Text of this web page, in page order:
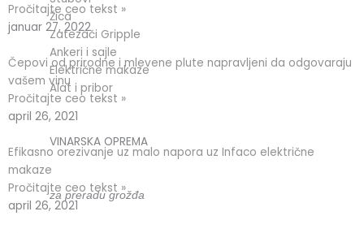
Žica
Zatezači Gripple
Ankeri i sajle
Električne makaze
Alat i pribor
VINARSKA OPREMA
za preradu grožđa
Pročitajte ceo tekst »
januar 27, 2022
Čepovi od prirodne i mlevene plute napravljeni da odgovaraju
vašem vinu
Pročitajte ceo tekst »
april 26, 2021
Efikasno orezivanje uz malo napora uz Infaco električne
makaze
Pročitajte ceo tekst »
april 26, 2021